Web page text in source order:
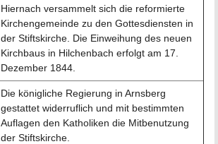
Hiernach versammelt sich die reformierte
Kirchengemeinde zu den Gottesdiensten in
der Stiftskirche. Die Einweihung des neuen
Kirchbaus in Hilchenbach erfolgt am 17.
Dezember 1844.
Die königliche Regierung in Arnsberg
gestattet widerruflich und mit bestimmten
Auflagen den Katholiken die Mitbenutzung
der Stiftskirche.